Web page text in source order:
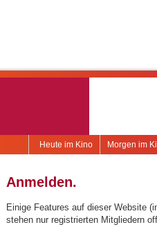
Morgen im
Heute im Kino
Anmelden.
Einige Features auf dieser Website
stehen nur registrierten Mitgliedern